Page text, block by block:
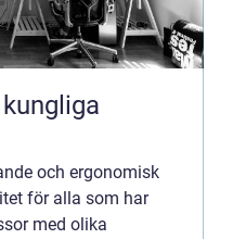
och ergonomisk
för alla som har
med olika